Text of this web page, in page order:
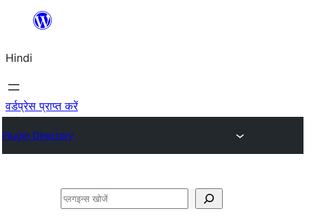
सामग्री
जाएं
Hindi
वर्डप्रेस प्राप्त करें
Plugin Directory
खोजें